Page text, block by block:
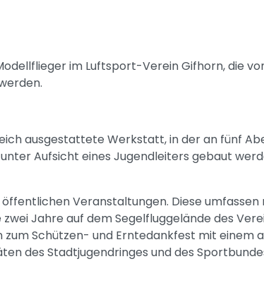
im Luftsport-Verein Gifhorn, die
ausgestattete Werkstatt, in der an fünf
Aufsicht eines Jugendleiters gebaut
Veranstaltungen. Diese umfassen
Jahre auf dem Segelfluggelände des
zum Schützen- und Erntedankfest mit einem
des Stadtjugendringes und des